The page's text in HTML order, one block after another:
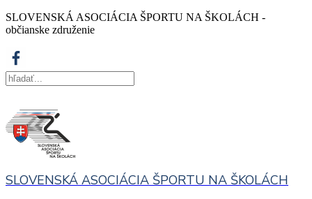
SLOVENSKÁ ASOCIÁCIA ŠPORTU NA ŠKOLÁCH -
občianske združenie
SLOVENSKÁ ASOCIÁCIA ŠPORTU NA ŠKOLÁCH